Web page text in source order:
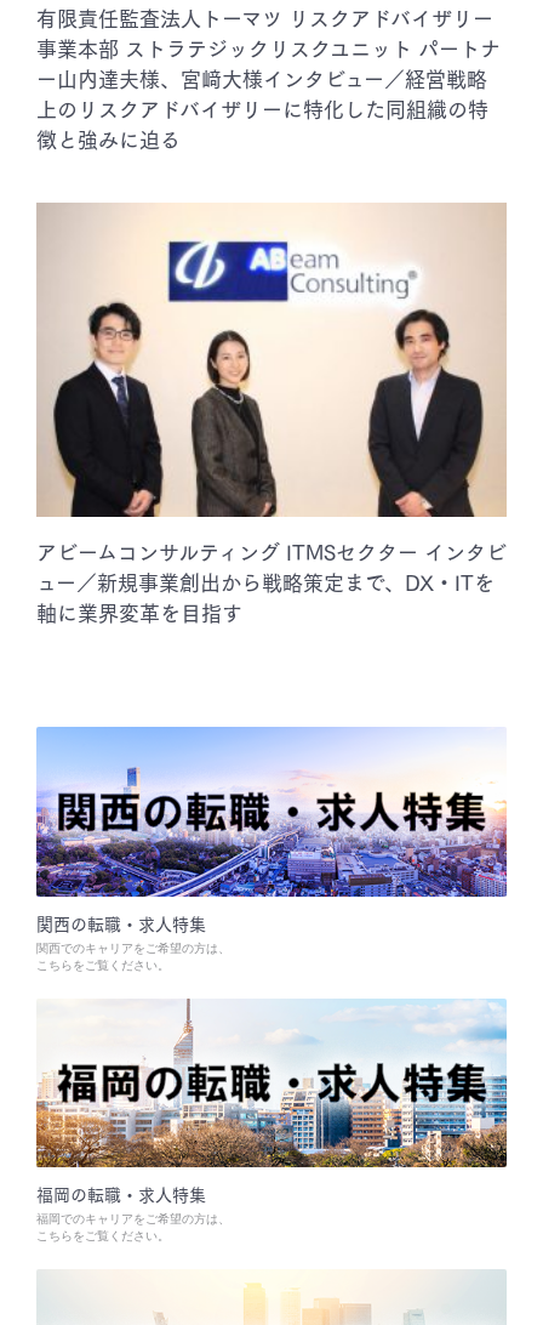
有限責任監査法人トーマツ リスクアドバイザリー
事業本部 ストラテジックリスクユニット パートナ
ー山内達夫様、宮﨑大様インタビュー／経営戦略
上のリスクアドバイザリーに特化した同組織の特
徴と強みに迫る
アビームコンサルティング ITMSセクター インタビ
ュー／新規事業創出から戦略策定まで、DX・ITを
軸に業界変革を目指す
関西の転職・求人特集
関西でのキャリアをご希望の方は、
こちらをご覧ください。
福岡の転職・求人特集
福岡でのキャリアをご希望の方は、
こちらをご覧ください。